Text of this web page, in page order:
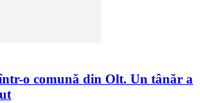
o comună din Olt. Un tânăr a